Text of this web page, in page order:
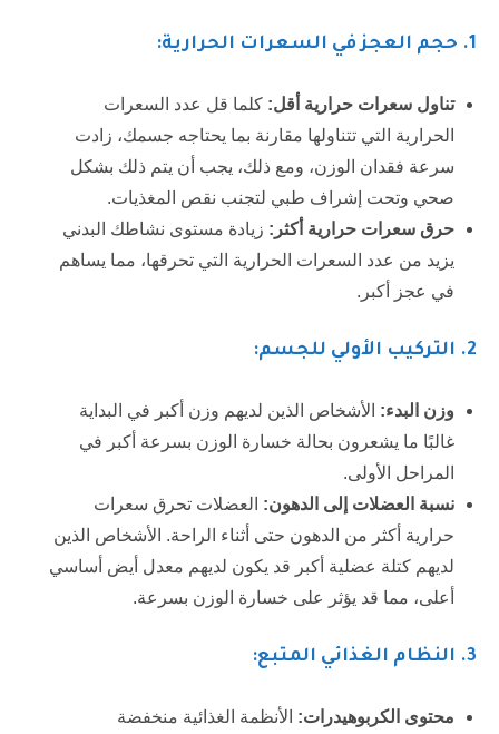
1. حجم العجز في السعرات الحرارية:
تناول سعرات حرارية أقل: كلما قل عدد السعرات
الحرارية التي تتناولها مقارنة بما يحتاجه جسمك، زادت
سرعة فقدان الوزن، ومع ذلك، يجب أن يتم ذلك بشكل
صحي وتحت إشراف طبي لتجنب نقص المغذيات.
حرق سعرات حرارية أكثر: زيادة مستوى نشاطك البدني
يزيد من عدد السعرات الحرارية التي تحرقها، مما يساهم
في عجز أكبر.
2. التركيب الأولي للجسم:
وزن البدء: الأشخاص الذين لديهم وزن أكبر في البداية
غالبًا ما يشعرون بحالة خسارة الوزن بسرعة أكبر في
المراحل الأولى.
نسبة العضلات إلى الدهون: العضلات تحرق سعرات
حرارية أكثر من الدهون حتى أثناء الراحة. الأشخاص الذين
لديهم كتلة عضلية أكبر قد يكون لديهم معدل أيض أساسي
أعلى، مما قد يؤثر على خسارة الوزن بسرعة.
3. النظام الغذائي المتبع:
محتوى الكربوهيدرات: الأنظمة الغذائية منخفضة